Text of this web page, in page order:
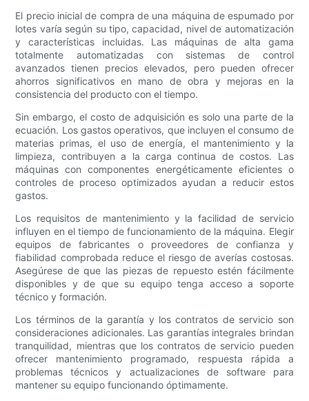
El precio inicial de compra de una máquina de espumado por
lotes varía según su tipo, capacidad, nivel de automatización
y características incluidas. Las máquinas de alta gama
totalmente automatizadas con sistemas de control
avanzados tienen precios elevados, pero pueden ofrecer
ahorros significativos en mano de obra y mejoras en la
consistencia del producto con el tiempo.
Sin embargo, el costo de adquisición es solo una parte de la
ecuación. Los gastos operativos, que incluyen el consumo de
materias primas, el uso de energía, el mantenimiento y la
limpieza, contribuyen a la carga continua de costos. Las
máquinas con componentes energéticamente eficientes o
controles de proceso optimizados ayudan a reducir estos
gastos.
Los requisitos de mantenimiento y la facilidad de servicio
influyen en el tiempo de funcionamiento de la máquina. Elegir
equipos de fabricantes o proveedores de confianza y
fiabilidad comprobada reduce el riesgo de averías costosas.
Asegúrese de que las piezas de repuesto estén fácilmente
disponibles y de que su equipo tenga acceso a soporte
técnico y formación.
Los términos de la garantía y los contratos de servicio son
consideraciones adicionales. Las garantías integrales brindan
tranquilidad, mientras que los contratos de servicio pueden
ofrecer mantenimiento programado, respuesta rápida a
problemas técnicos y actualizaciones de software para
mantener su equipo funcionando óptimamente.